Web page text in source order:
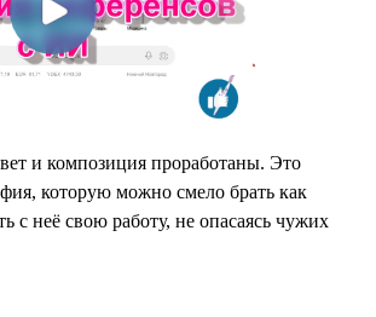
и композиция проработаны. Это
которую можно смело брать как
с неё свою работу, не опасаясь чужих